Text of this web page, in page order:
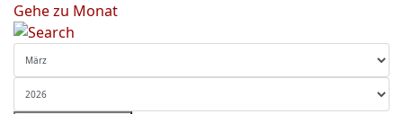
Gehe zu Monat